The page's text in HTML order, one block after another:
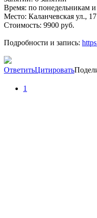
Время: по понедельникам и
Место: Каланчевская ул., 17
Стоимость: 9900 руб.
Подробности и запись:
ОтветитьЦитировать
1